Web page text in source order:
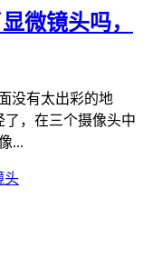
微镜头吗，
没有太出彩的地
，在三个摄像头中
...
头